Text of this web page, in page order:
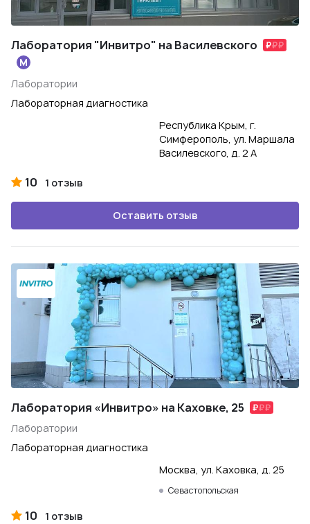
Лаборатория "Инвитро" на Василевского
Лаборатории
Лабораторная диагностика
Республика Крым, г.
Симферополь, ул. Маршала
Василевского, д. 2 А
10 1 отзыв
Оставить отзыв
Лаборатория «Инвитро» на Каховке, 25
Лаборатории
Лабораторная диагностика
Москва, ул. Каховка, д. 25
Севастопольская
10 1 отзыв